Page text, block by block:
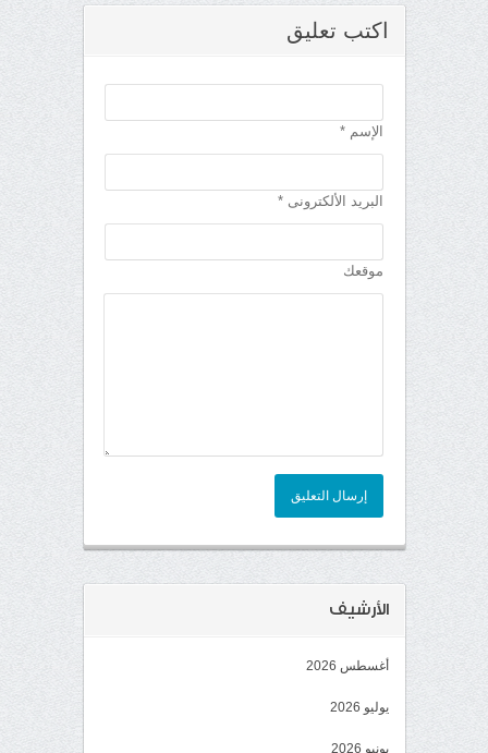
اكتب تعليق
الإسم *
البريد الألكترونى *
موقعك
إرسال التعليق
الأرشيف
أغسطس 2026
يوليو 2026
يونيو 2026